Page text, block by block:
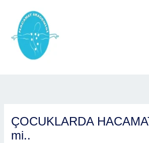
ÇOCUKLARDA
mi..